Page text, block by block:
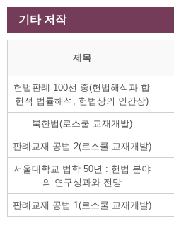
기타 저작
제목
헌법판례 100선 중(헌법해석과 합
헌적 법률해석, 헌법상의 인간상)
북한법(로스쿨 교재개발)
판례교재 공법 2(로스쿨 교재개발)
서울대학교 법학 50년 : 헌법 분야
의 연구성과와 전망
판례교재 공법 1(로스쿨 교재개발)